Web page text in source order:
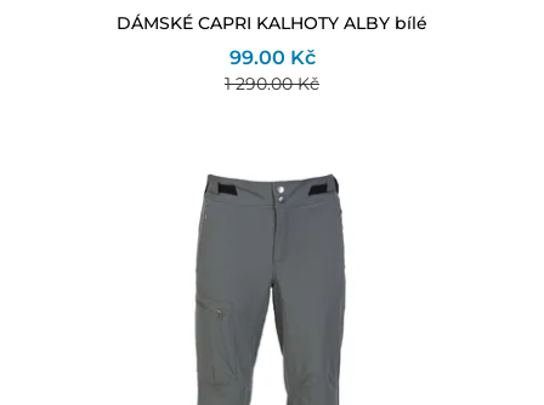
DÁMSKÉ CAPRI KALHOTY ALBY bílé
99.00 Kč
1 290.00 Kč